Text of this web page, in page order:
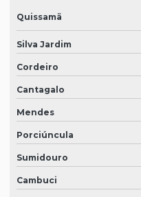
Quissamã
Silva Jardim
Cordeiro
Cantagalo
Mendes
Porciúncula
Sumidouro
Cambuci